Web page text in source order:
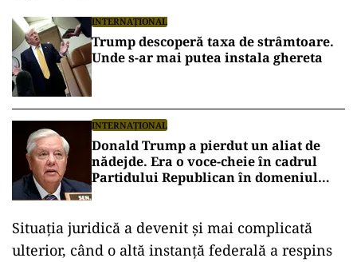
INTERNAȚIONAL
Trump descoperă taxa de strâmtoare.
Unde s-ar mai putea instala ghereta
INTERNAȚIONAL
Donald Trump a pierdut un aliat de
nădejde. Era o voce-cheie în cadrul
Partidului Republican în domeniul
Situația juridică a devenit și mai complicată
ulterior, când o altă instanță federală a respins